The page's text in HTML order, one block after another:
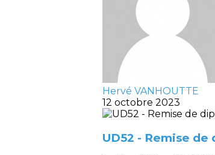
Hervé VANHOUTTE
12 octobre 2023
UD52 - Remise